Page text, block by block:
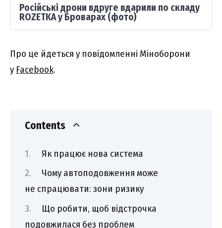
Російські дрони вдруге вдарили по складу
ROZETKA у Броварах (фото)
Про це йдеться у повідомленні Міноборони
у Facebook.
Contents
Як працює нова система
Чому автоподовження може
не спрацювати: зони ризику
Що робити, щоб відстрочка
подовжилася без проблем